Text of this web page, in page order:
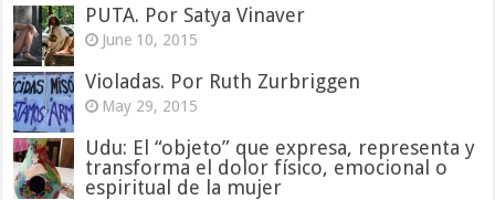
PUTA. Por Satya Vinaver
June 10, 2015
Violadas. Por Ruth Zurbriggen
May 29, 2015
Udu: El “objeto” que expresa, representa y
transforma el dolor físico, emocional o
espiritual de la mujer